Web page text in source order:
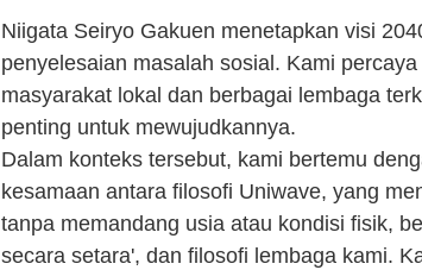
Niigata Seiryo Gakuen menetapkan visi
penyelesaian masalah sosial. Kami
masyarakat lokal dan berbagai lembaga
penting untuk mewujudkannya.
Dalam konteks tersebut, kami bertemu
kesamaan antara filosofi Uniwave, yang
tanpa memandang usia atau kondisi fisik,
secara setara', dan filosofi lembaga kami.